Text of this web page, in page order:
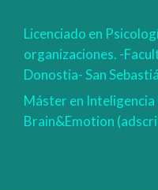
Licenciado en
organizaciones. -
Donostia- San
Máster en Inteligencia
Brain&Emotion